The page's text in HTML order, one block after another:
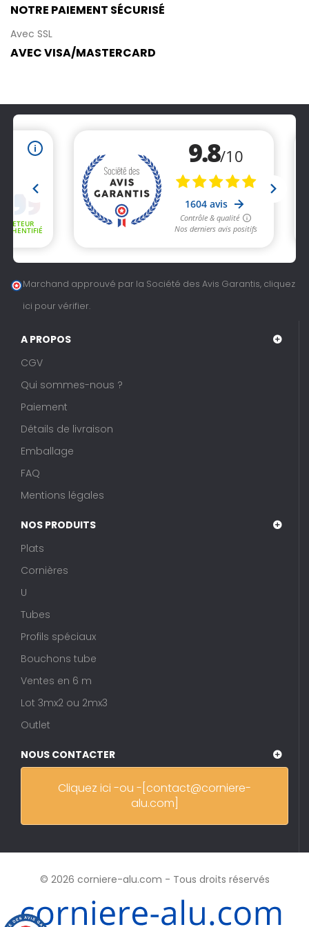
NOTRE PAIEMENT SÉCURISÉ
Avec SSL
AVEC VISA/MASTERCARD
Marchand approuvé par la Société des Avis Garantis, cliquez
ici pour vérifier.
A PROPOS
CGV
Qui sommes-nous ?
Paiement
Détails de livraison
Emballage
FAQ
Mentions légales
NOS PRODUITS
Plats
Cornières
U
Tubes
Profils spéciaux
Bouchons tube
Ventes en 6 m
Lot 3mx2 ou 2mx3
Outlet
NOUS CONTACTER
Cliquez ici -ou -[contact@corniere-
alu.com]
© 2026 corniere-alu.com - Tous droits réservés